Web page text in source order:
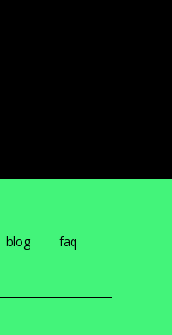
blog faq